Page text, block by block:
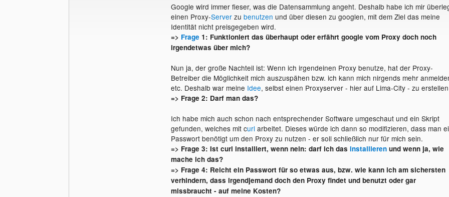
Google wird immer fieser, was die Datensammlung angeht. Deshalb habe ich mir
einen Proxy-Serverzu benutzen und über diesen zu googlen, mit dem Ziel das meine
Identität nicht preisgegeben wird.
=> Frage 1: Funktioniert das überhaupt oder erfährt google vom Proxy doch noch
irgendetwas über mich?
Nun ja, der große Nachteil ist: Wenn ich irgendeinen Proxy benutze, hat der Proxy-
Betreiber die Möglichkeit mich auszuspähen bzw. ich kann mich nirgends mehr
etc. Deshalb war meine Idee, selbst einen Proxyserver - hier auf Lima-City - zu
=> Frage 2: Darf man das?
Ich habe mich auch schon nach entsprechender Software umgeschaut und ein Skript
gefunden, welches mit curl arbeitet. Dieses würde ich dann so modifizieren, dass man
Passwort benötigt um den Proxy zu nutzen - er soll schließlich nur für mich sein.
=> Frage 3: Ist curl installiert, wenn nein: darf ich das installierenund wenn ja, wie
mache ich das?
=> Frage 4: Reicht ein Passwort für so etwas aus, bzw. wie kann ich am sichersten
verhindern, dass irgendjemand doch den Proxy findet und benutzt oder gar
missbraucht - auf meine Kosten?